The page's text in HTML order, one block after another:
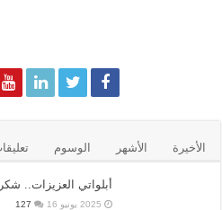
الأخيرة الأشهر الوسوم
أبلواتي العزيزات..
2025 يونيو 16 127